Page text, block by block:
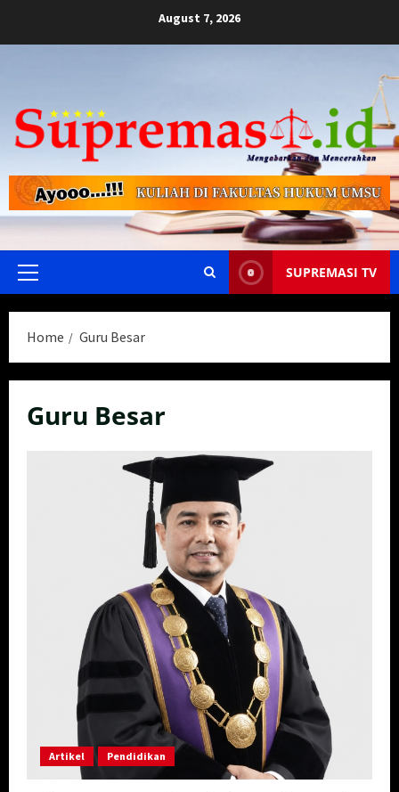
August 7, 2026
Primary
SUPREMASI TV
Home Guru Besar
Guru Besar
Artikel Pendidikan